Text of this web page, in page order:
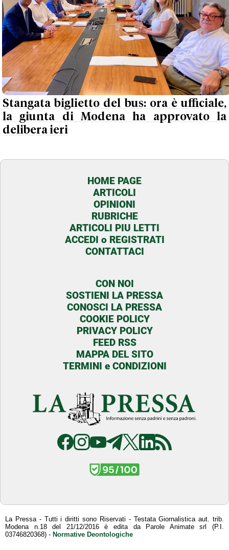
Stangata biglietto del bus: ora è ufficiale,
la giunta di Modena ha approvato la
delibera ieri
HOME PAGE
ARTICOLI
OPINIONI
RUBRICHE
ARTICOLI PIU LETTI
ACCEDI o REGISTRATI
CONTATTACI
CON NOI
SOSTIENI LA PRESSA
CONOSCI LA PRESSA
COOKIE POLICY
PRIVACY POLICY
FEED RSS
MAPPA DEL SITO
TERMINI e CONDIZIONI
La Pressa - Tutti i diritti sono Riservati - Testata Giornalistica aut. trib.
Modena n.18 del 21/12/2016 è edita da Parole Animate srl (P.I.
03746820368) - Normative Deontologiche